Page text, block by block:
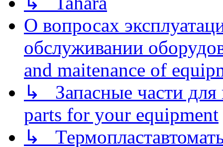
О вопросах
обслуживании
and maitenance of
↳ Запасные части для
parts for your equipment
↳